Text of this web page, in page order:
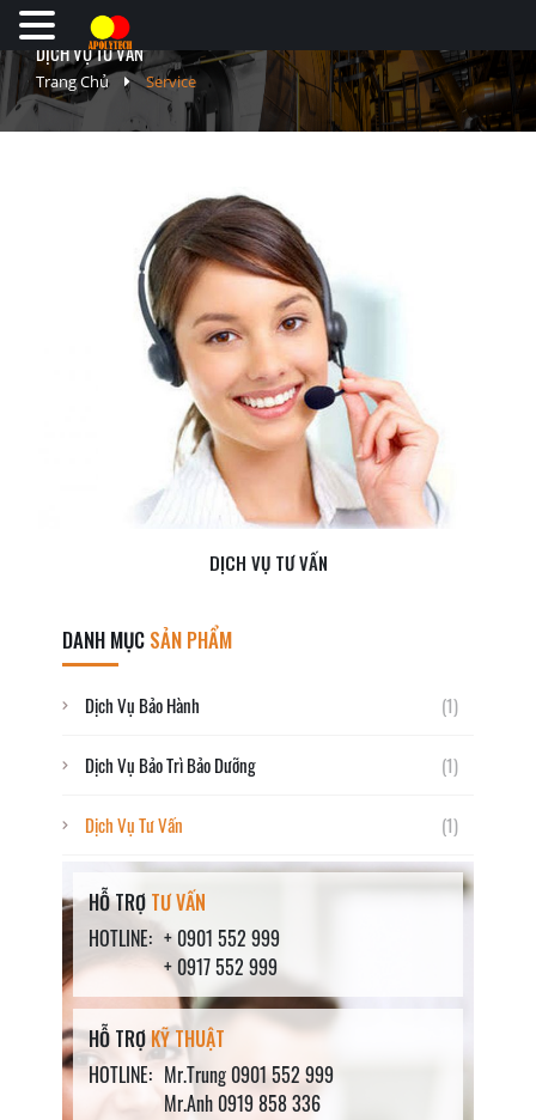
DỊCH VỤ TƯ VẤN
Trang Chủ Service
DANH MỤC SẢN PHẨM
Dịch Vụ Bảo Hành (1)
Dịch Vụ Bảo Trì Bảo Dưỡng (1)
Dịch Vụ Tư Vấn (1)
HỖ TRỢ TƯ VẤN
HOTLINE: + 0901 552 999
+ 0917 552 999
HỖ TRỢ KỸ THUẬT
HOTLINE: Mr.Trung 0901 552 999
Mr.Anh 0919 858 336
DỊCH VỤ TƯ VẤN